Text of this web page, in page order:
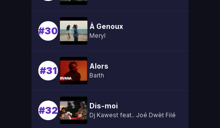
#30 À Genoux
Meryl
#31 Alors
Barth
#32 Dis-moi
Dj Kawest feat.. Joé Dwèt Filé